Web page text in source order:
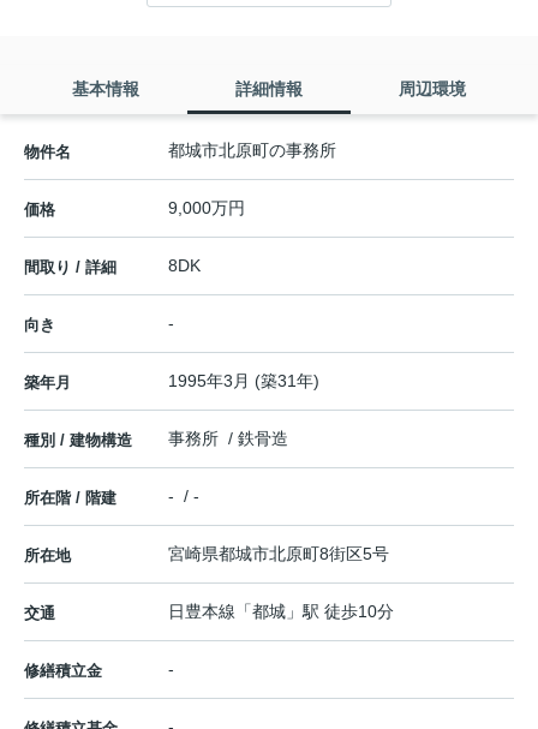
基本情報 詳細情報 周辺環境
物件名 都城市北原町の事務所
価格 9,000万円
間取り / 詳細 8DK
向き -
築年月 1995年3月 (築31年)
種別 / 建物構造 事務所 / 鉄骨造
所在階 / 階建 - / -
所在地 宮崎県都城市北原町8街区5号
交通 日豊本線 「都城 」駅 徒歩10分
修繕積立金 -